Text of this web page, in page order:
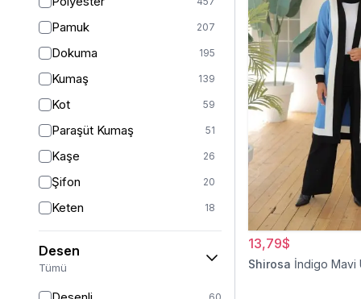
Pamuk 207
Dokuma 195
Kumaş 139
Kot 59
Paraşüt Kumaş 51
Kaşe 26
Şifon 20
Keten 18
Viskon 17
Saten 15
Desen
Tümü
13,79$
Shirosa İndigo Mavi